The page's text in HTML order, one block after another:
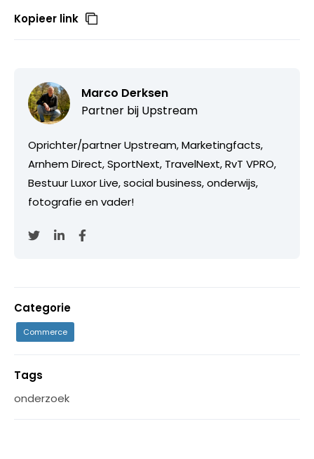
Kopieer link
Marco Derksen
Partner bij Upstream
Oprichter/partner Upstream, Marketingfacts,
Arnhem Direct, SportNext, TravelNext, RvT VPRO,
Bestuur Luxor Live, social business, onderwijs,
fotografie en vader!
Categorie
Commerce
Tags
onderzoek